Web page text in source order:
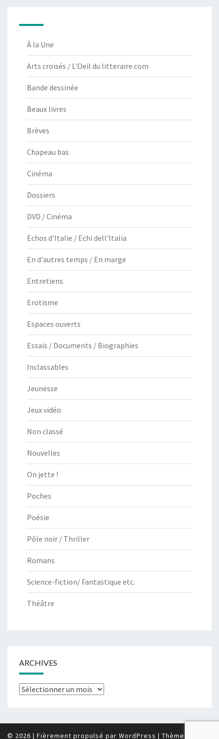
À la Une
Arts croisés / L'Oeil du litteraire.com
Bande dessinée
Beaux livres
Brèves
Chapeau bas
Cinéma
Dossiers
DVD / Cinéma
Echos d'Italie / Echi dell'Italia
En d'autres temps / En marge
Entretiens
Erotisme
Espaces ouverts
Essais / Documents / Biographies
Inclassables
Jeunesse
Jeux vidéo
Non classé
Nouvelles
On jette !
Poches
Poésie
Pôle noir / Thriller
Romans
Science-fiction/ Fantastique etc.
Théâtre
ARCHIVES
Archives
© 2026 | Fièrement propulsé par WordPress | Thème :